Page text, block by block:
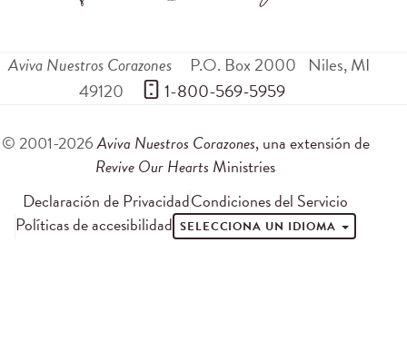
Aviva Nuestros Corazones P.O. Box 2000 Niles,MI
49120
1-800-569-5959
© 2001-2026Aviva Nuestros Corazones, una extensión de
Revive Our Hearts Ministries
Declaración de PrivacidadCondiciones del Servicio
Políticas de accesibilidad SELECCIONA UN IDIOMA